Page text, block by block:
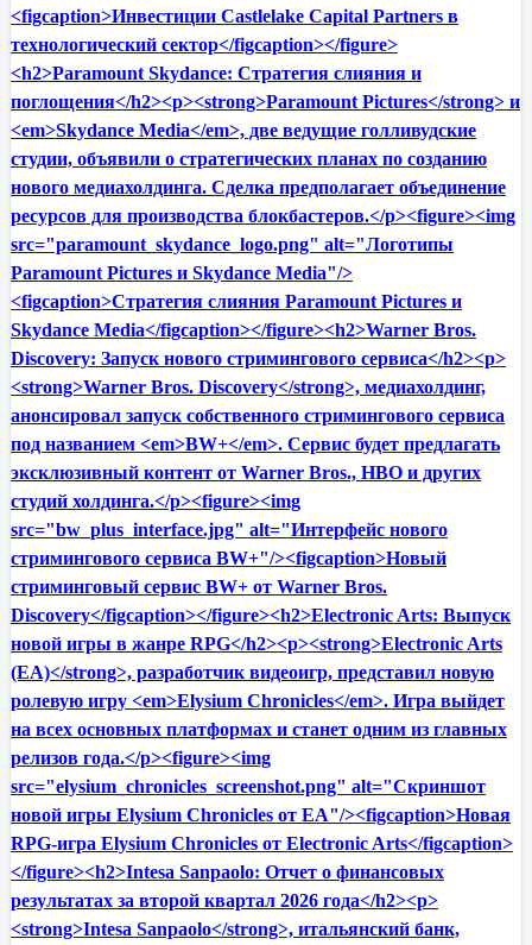
<figcaption>Инвестиции Castlelake Capital Partners в
технологический сектор</figcaption></figure>
<h2>Paramount Skydance: Стратегия слияния и
поглощения</h2><p><strong>Paramount Pictures</strong> и
<em>Skydance Media</em>, две ведущие голливудские
студии, объявили о стратегических планах по созданию
нового медиахолдинга. Сделка предполагает объединение
ресурсов для производства блокбастеров.</p><figure><img
src="paramount_skydance_logo.png" alt="Логотипы
Paramount Pictures и Skydance Media"/>
<figcaption>Стратегия слияния Paramount Pictures и
Skydance Media</figcaption></figure><h2>Warner Bros.
Discovery: Запуск нового стримингового сервиса</h2><p>
<strong>Warner Bros. Discovery</strong>, медиахолдинг,
анонсировал запуск собственного стримингового сервиса
под названием <em>BW+</em>. Сервис будет предлагать
эксклюзивный контент от Warner Bros., HBO и других
студий холдинга.</p><figure><img
src="bw_plus_interface.jpg" alt="Интерфейс нового
стримингового сервиса BW+"/><figcaption>Новый
стриминговый сервис BW+ от Warner Bros.
Discovery</figcaption></figure><h2>Electronic Arts: Выпуск
новой игры в жанре RPG</h2><p><strong>Electronic Arts
(EA)</strong>, разработчик видеоигр, представил новую
ролевую игру <em>Elysium Chronicles</em>. Игра выйдет
на всех основных платформах и станет одним из главных
релизов года.</p><figure><img
src="elysium_chronicles_screenshot.png" alt="Скриншот
новой игры Elysium Chronicles от EA"/><figcaption>Новая
RPG-игра Elysium Chronicles от Electronic Arts</figcaption>
</figure><h2>Intesa Sanpaolo: Отчет о финансовых
результатах за второй квартал 2026 года</h2><p>
<strong>Intesa Sanpaolo</strong>, итальянский банк,